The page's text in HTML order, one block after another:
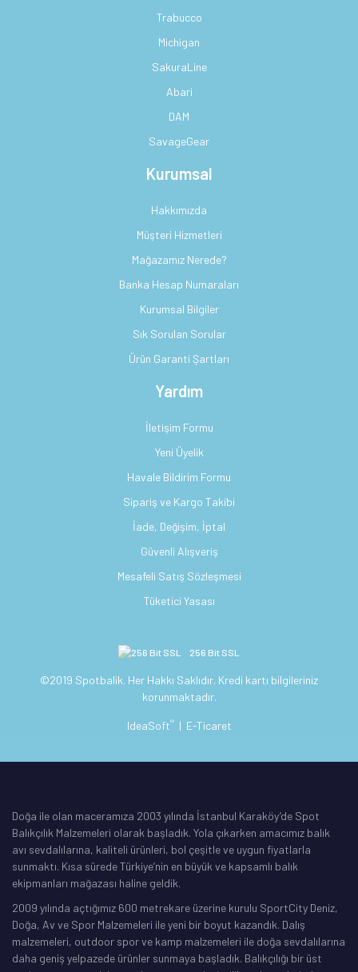
Trabucco
Michigan
SakuraLine
Abari
DAM
SavageGear
Kurumsal
Hakkımızda
Müşteri Hizmetleri
Mağazamız Nerede?
Banka Hesap Numaraları
Kurumsal Bilgiler
Sık Sorulan Sorular
Ürün Garanti Şartları
Yardım
İletişim Formu
Yeni Üyelik
Havale Bildirim Formu
Sipariş ve Kargo Takibi
İade, Değişim, İptal
Güvenli Alışveriş
Mesafeli Satış Sözleşmesi
Tüketici Yasası
256 Bit SSL
©2019 Spotbalik. Her Hakkı Saklıdır. Kredi kartı bilgileriniz
korunmaktadır.
IdeaSoft® | E-Ticaret
Doğa ile olan maceramıza 2003 yılında İstanbul Karaköy’de Spot
Balıkçılık Malzemeleri olarak başladık. Yola çıkarken amacımız balık
avı sevdalılarına, kaliteli ürünleri, bol çeşitle ve uygun fiyatlarla
sunmaktı. Kısa sürede Türkiye’nin en büyük ve kapsamlı balık
ekipmanları mağazası haline geldik.
2009 yılında açtığımız 600 metrekare üzerine kurulu SportCity Deniz,
Doğa, Av ve Spor Malzemeleri ile yeni bir boyut kazandık. Dalış
malzemeleri, outdoor spor ve kamp malzemeleri ile doğa sevdalılarına
daha geniş yelpazede ürünler sunmaya başladık. Balıkçılığı bir üst